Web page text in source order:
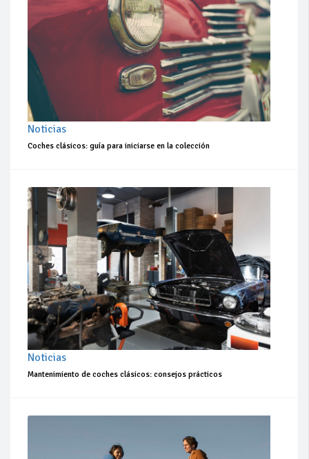
Noticias
Coches clásicos: guía para iniciarse en la colección
Noticias
Mantenimiento de coches clásicos: consejos prácticos